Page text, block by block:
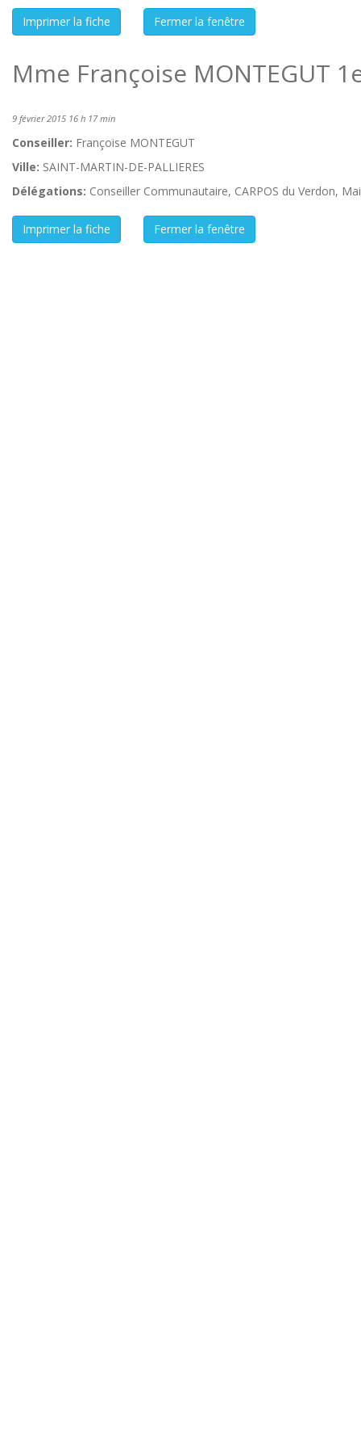
Mme Françoise MONTEGUT
9 février 2015 16 h 17 min
Conseiller: Françoise MONTEGUT
Ville: SAINT-MARTIN-DE-PALLIERES
Délégations: Conseiller Communautaire, CARPOS du Verdon,